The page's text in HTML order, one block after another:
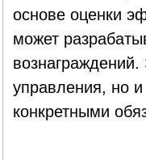
основе оценки
может
управления, но
конкретными